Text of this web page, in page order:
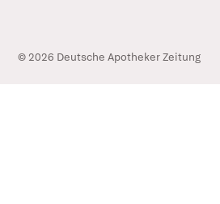
© 2026 Deutsche Apotheker Zeitung